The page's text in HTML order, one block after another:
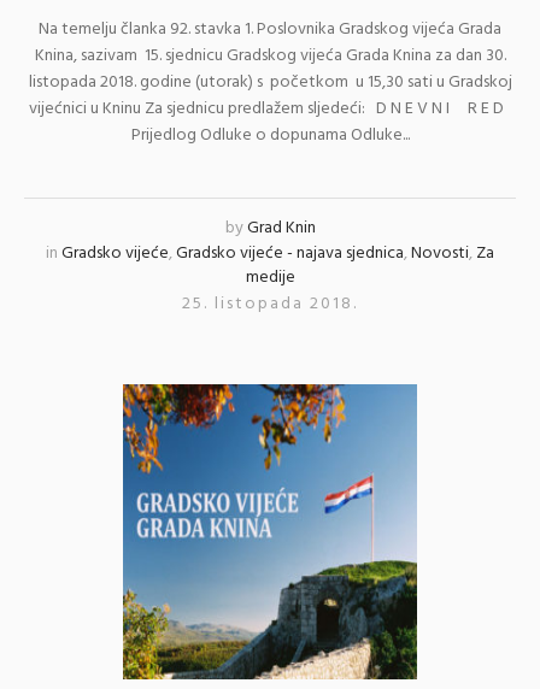
Na temelju članka 92. stavka 1. Poslovnika Gradskog vijeća Grada
Knina, sazivam 15. sjednicu Gradskog vijeća Grada Knina za dan 30.
listopada 2018. godine (utorak) s početkom u 15,30 sati u Gradskoj
vijećnici u Kninu Za sjednicu predlažem sljedeći: D N E V N I R E D
Prijedlog Odluke o dopunama Odluke...
byGrad Knin
inGradsko vijeće,Gradsko vijeće - najava sjednica,Novosti,Za
medije
25. listopada 2018.